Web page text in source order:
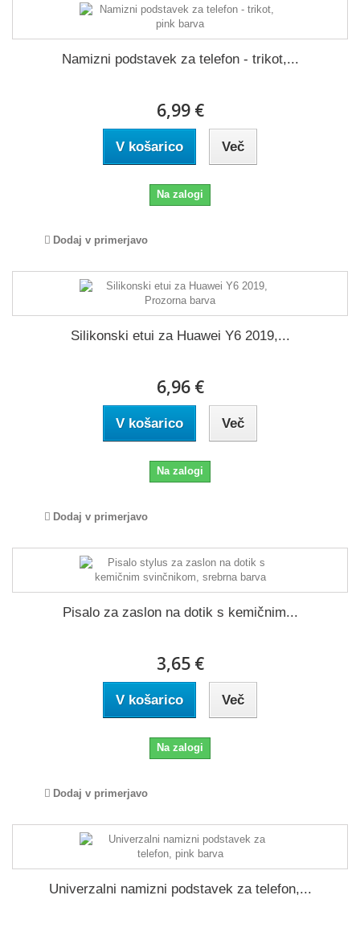
Namizni podstavek za telefon - trikot,...
6,99 €
V košarico Več
Na zalogi
Dodaj v primerjavo
Silikonski etui za Huawei Y6 2019,...
6,96 €
V košarico Več
Na zalogi
Dodaj v primerjavo
Pisalo za zaslon na dotik s kemičnim...
3,65 €
V košarico Več
Na zalogi
Dodaj v primerjavo
Univerzalni namizni podstavek za telefon,...